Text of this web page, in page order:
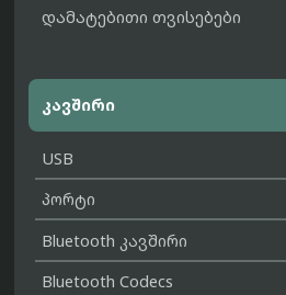
დამატებითი თვისებები
კავშირი
USB
პორტი
Bluetooth კავშირი
Bluetooth Codecs